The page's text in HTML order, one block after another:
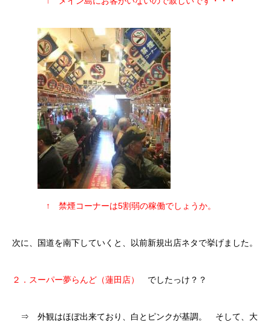
↑ 禁煙コーナーは5割弱の稼働でしょうか。
次に、国道を南下していくと、以前新規出店ネタで挙げました。
２．スーパー夢らんど（蓮田店） でしたっけ？？
⇒ 外観はほぼ出来ており、白とピンクが基調。 そして、大